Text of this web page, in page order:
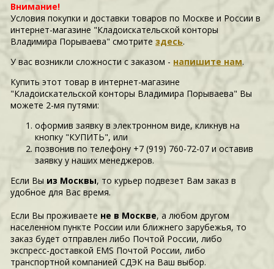
Внимание!
Условия покупки и доставки товаров по Москве и России в
интернет-магазине "Кладоискательской конторы
Владимира Порываева" смотритездесь.
У вас возникли сложности c заказом - напишите нам.
Купить этот товар в интернет-магазине
"Кладоискательской конторы Владимира Порываева" Вы
можете 2-мя путями:
оформив заявку в электронном виде, кликнув на
кнопку "КУПИТЬ", или
позвонив по телефону +7 (919) 760-72-07 и оставив
заявку у наших менеджеров.
Если Вы из Москвы, то курьер подвезет Вам заказ в
удобное для Вас время.
Если Вы проживаете не в Москве, а любом другом
населенном пункте России или ближнего зарубежья, то
заказ будет отправлен либо Почтой России, либо
экспресс-доставкой EMS Почтой России, либо
транспортной компанией СДЭК на Ваш выбор.